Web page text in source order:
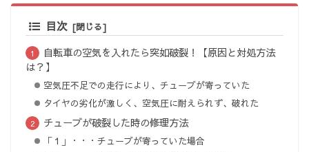
目次
自転車の空気を入れたら突如破裂！【原因と対処方法
は？】
空気圧不足での走行により、チューブが寄っていた
タイヤの劣化が激しく、空気圧に耐えられず、破れた
チューブが破裂した時の修理方法
「１」・・・チューブが寄っていた場合